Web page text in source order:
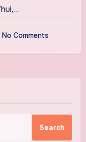
No Comments
Search